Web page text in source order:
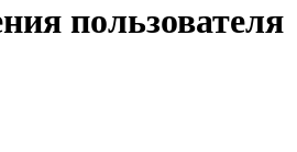
пользователя